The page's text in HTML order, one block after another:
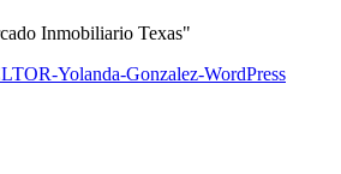
Inmobiliario Texas"